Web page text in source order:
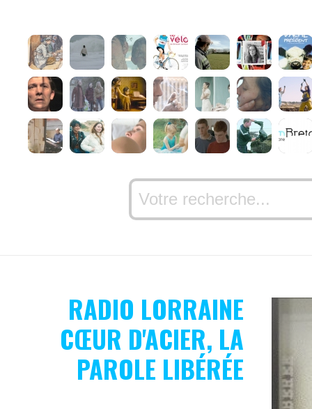
RADIO LORRAINE
CŒUR D'ACIER, LA
PAROLE LIBÉRÉE